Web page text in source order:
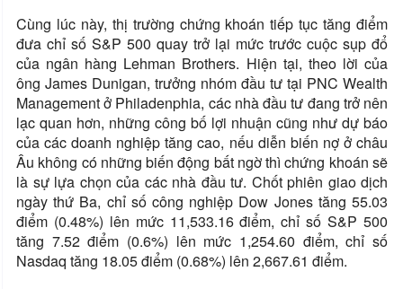
Cùng lúc này, thị trường chứng khoán tiếp tục tăng điểm
đưa chỉ số S&P 500 quay trở lại mức trước cuộc sụp đổ
của ngân hàng Lehman Brothers. Hiện tại, theo lời của
ông James Dunigan, trưởng nhóm đầu tư tại PNC Wealth
Management ở Philadenphia, các nhà đầu tư đang trở nên
lạc quan hơn, những công bố lợi nhuận cũng như dự báo
của các doanh nghiệp tăng cao, nếu diễn biến nợ ở châu
Âu không có những biến động bất ngờ thì chứng khoán sẽ
là sự lựa chọn của các nhà đầu tư. Chốt phiên giao dịch
ngày thứ Ba, chỉ số công nghiệp Dow Jones tăng 55.03
điểm (0.48%) lên mức 11,533.16 điểm, chỉ số S&P 500
tăng 7.52 điểm (0.6%) lên mức 1,254.60 điểm, chỉ số
Nasdaq tăng 18.05 điểm (0.68%) lên 2,667.61 điểm.